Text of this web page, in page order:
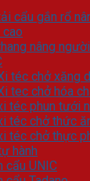
cẩu gắn rổ
cao
nâng
téc chở xăng
tec chở hóa
téc phun tưới
téc chở thức
téc chở thực
hành
cẩu UNIC